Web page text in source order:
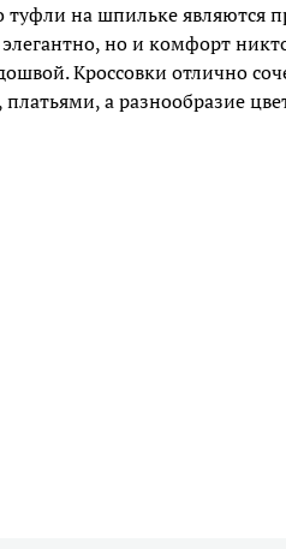
на шпильке являются
но и комфорт
Кроссовки отлично
а разнообразие